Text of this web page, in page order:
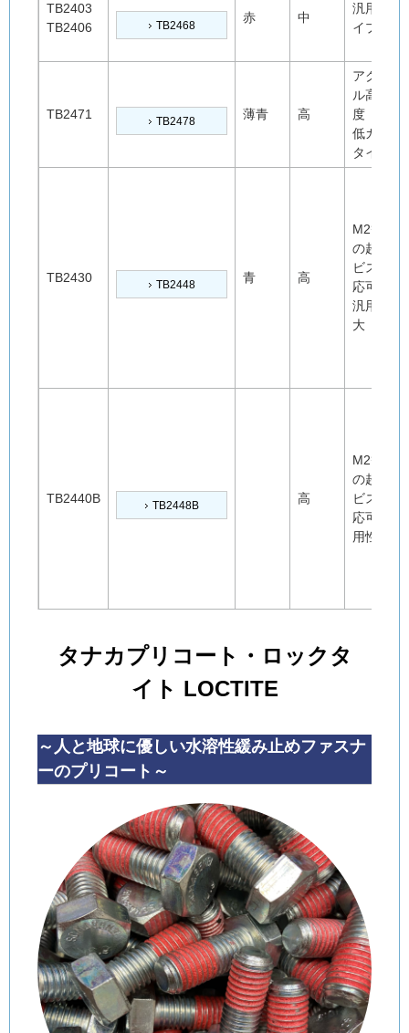
TB2403
TB2406
TB2468
赤 中
汎用タ
イプ
TB2471 TB2478 薄青 高
アクリ
ル高強
度
低カス
タイプ
TB2430 TB2448 青 高
M2等
の超小
ビス対
応可
汎用性
大
TB2440B TB2448B 高
M2等
の超小
ビス対
応可汎
用性大
タナカプリコート・ロックタ
イト LOCTITE
～人と地球に優しい水溶性緩み止めファスナ
ーのプリコート～